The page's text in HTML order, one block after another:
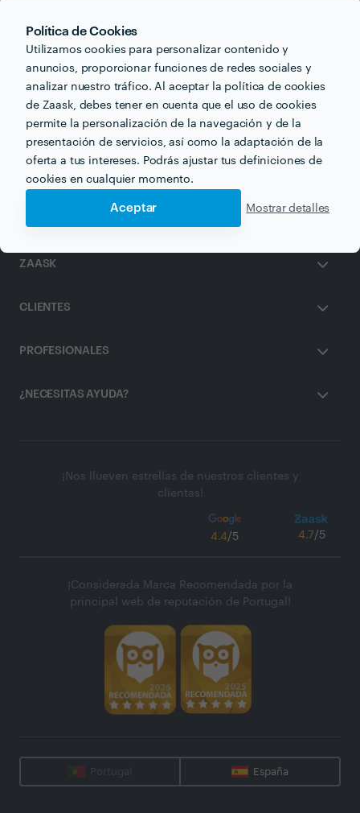
Política de Cookies
Utilizamos cookies para personalizar contenido y
anuncios, proporcionar funciones de redes sociales y
analizar nuestro tráfico. Al aceptar la política de cookies
de Zaask, debes tener en cuenta que el uso de cookies
permite la personalización de la navegación y de la
presentación de servicios, así como la adaptación de la
oferta a tus intereses. Podrás ajustar tus definiciones de
cookies en cualquier momento.
Aceptar Mostrar detalles
email
Recibe varias propuestas de profesionales como
Yesmanen pocas horas.
ZAASK
CLIENTES
PROFESIONALES
¿NECESITAS AYUDA?
¡Nos llueven estrellas de nuestros clientes y
clientas!
4.4/5 4.7/5
¡Considerada Marca Recomendada por la
principal web de reputación de Portugal!
Portugal España